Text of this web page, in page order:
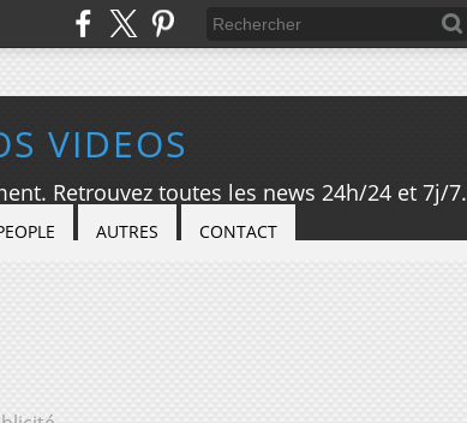
VIDEOS
Retrouvez toutes les news 24h/24 et 7j/7.
AUTRES CONTACT